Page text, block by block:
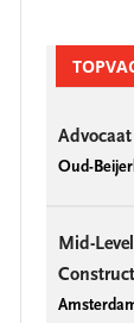
Oud-
Mid-